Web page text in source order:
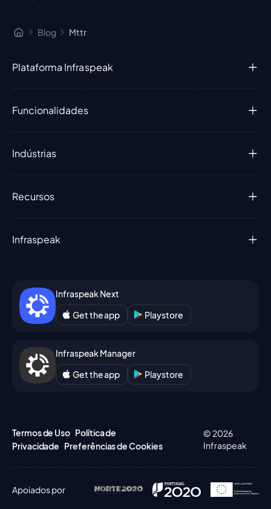
Blog Mttr
Plataforma Infraspeak
Funcionalidades
Indústrias
Recursos
Infraspeak
Infraspeak Next
Get the app
Playstore
Infraspeak Manager
Get the app
Playstore
Termos de Uso Política de
Privacidade Preferências de Cookies
© 2026
Infraspeak
Apoiados por